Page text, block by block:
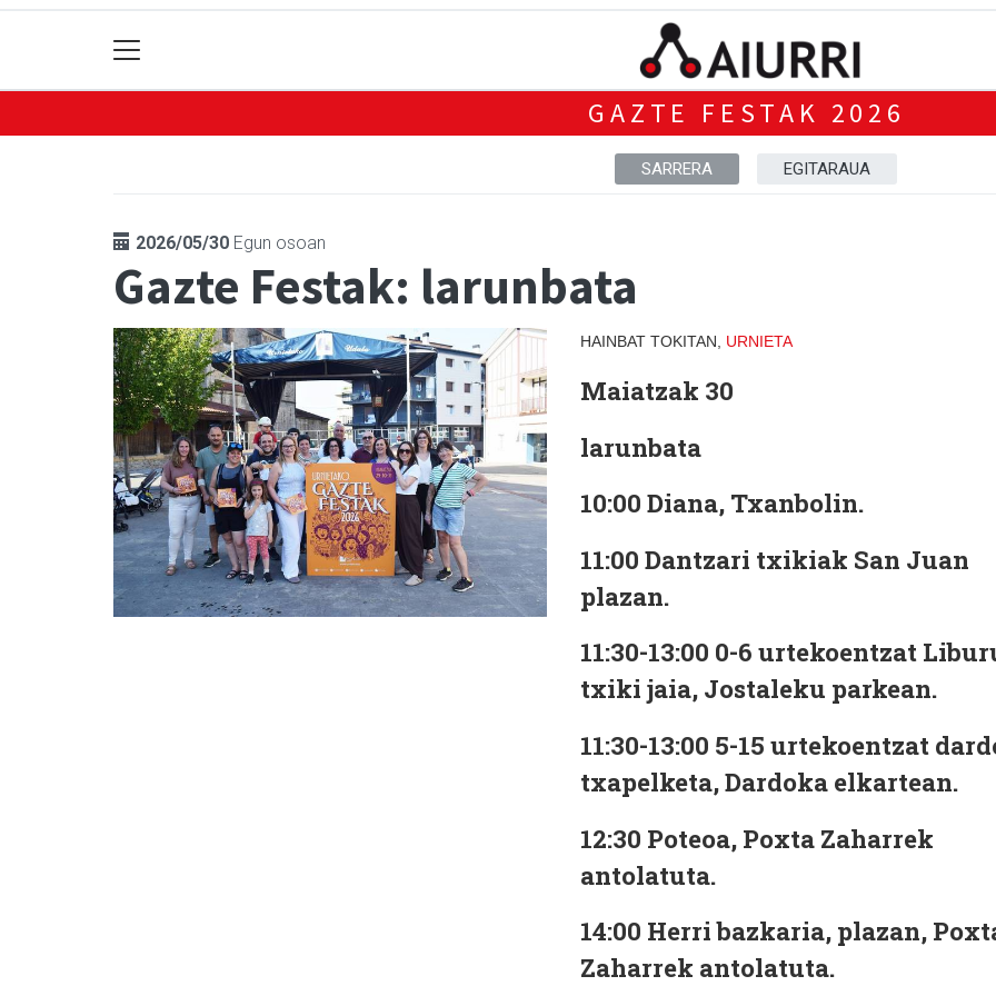
GAZTE FESTAK 2026
SARRERA EGITARAUA
2026/05/30 Egun osoan
Gazte Festak: larunbata
HAINBAT TOKITAN, URNIETA
Maiatzak 30
larunbata
10:00 Diana, Txanbolin.
11:00 Dantzari txikiak San Juan
plazan.
11:30-13:00 0-6 urtekoentzat
txiki jaia, Jostaleku parkean.
11:30-13:00 5-15 urtekoentzat
txapelketa, Dardoka elkartean.
12:30 Poteoa, Poxta Zaharrek
antolatuta.
14:00 Herri bazkaria, plazan,
Zaharrek antolatuta.